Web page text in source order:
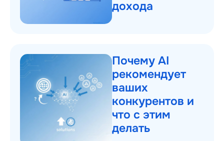
дохода
Почему AI
рекомендует
ваших
конкурентов и
что с этим
делать